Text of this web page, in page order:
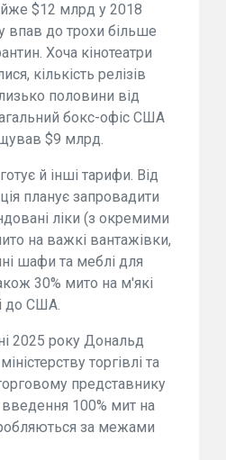
$12 млрд у 2018
впав до трохи більше
Хоча кінотеатри
кількість релізів
половини від
бокс-офіс США
$9 млрд.
й інші тарифи. Від
планує запровадити
ліки (з окремими
на важкі вантажівки,
шафи та меблі для
30% мито на м'які
до США.
2025 року Дональд
торгівлі та
представнику
введення 100% мит на
за межами